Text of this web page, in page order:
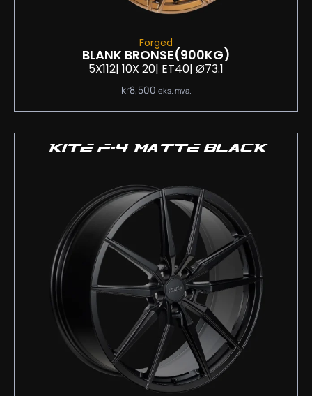
Forged
BLANK BRONSE(900KG)
5X112| 10X 20| ET40| Ø73.1
kr8,500 eks. mva.
KITE F-4 MATTE BLACK